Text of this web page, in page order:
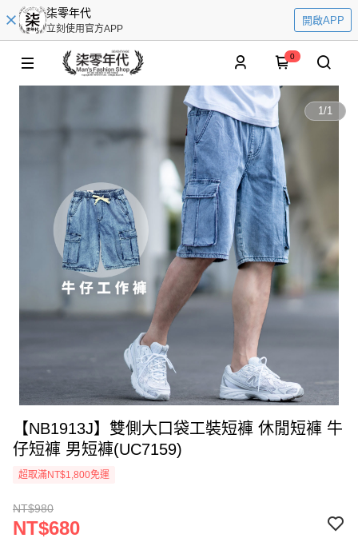
柒零年代
立刻使用官方APP
開啟APP
0
1/1
【NB1913J】雙側大口袋工裝短褲 休閒短褲 牛
仔短褲 男短褲(UC7159)
超取滿NT$1,800免運
NT$980
NT$680